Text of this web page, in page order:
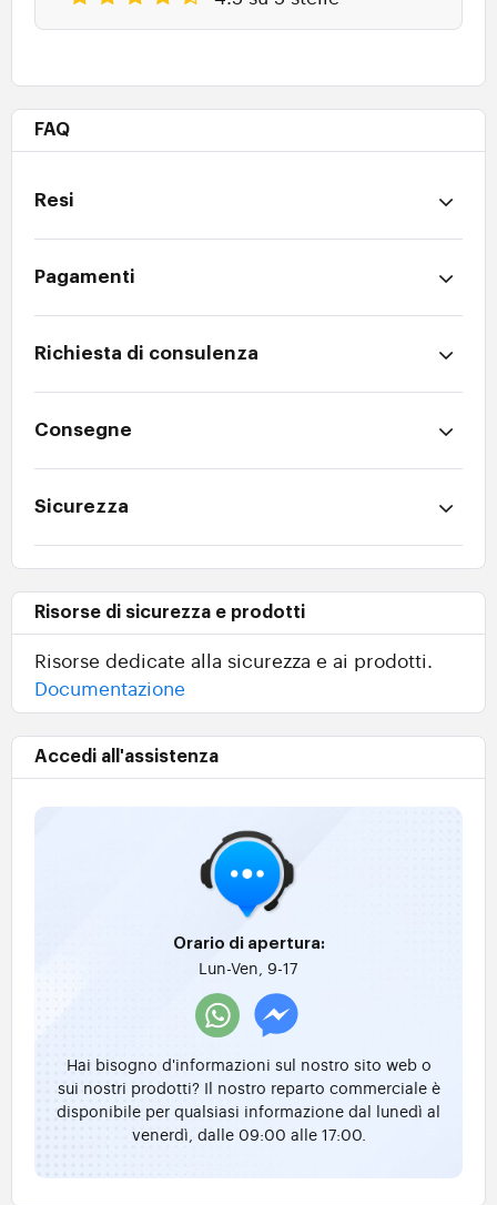
FAQ
Resi
Pagamenti
Richiesta di consulenza
Consegne
Sicurezza
Risorse di sicurezza e prodotti
Risorse dedicate alla sicurezza e ai prodotti.
Documentazione
Accedi all'assistenza
Orario di apertura:
Lun-Ven, 9-17
Hai bisogno d'informazioni sul nostro sito web o
sui nostri prodotti? Il nostro reparto commerciale è
disponibile per qualsiasi informazione dal lunedì al
venerdì, dalle 09:00 alle 17:00.